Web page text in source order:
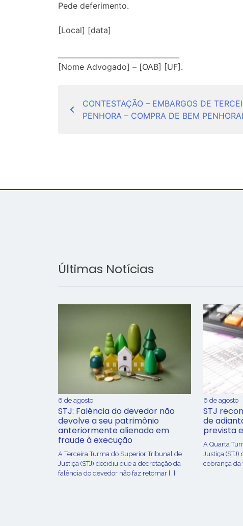
Pede deferimento.
[Local] [data]
[Nome Advogado] – [OAB] [UF].
Navegação
de
CONTESTAÇÃO – EMBARGOS DE
PENHORA – COMPRA DE BEM
Últimas Notícias
6 de agosto
STJ: Falência do devedor não
devolve a seu patrimônio
anteriormente alienado em
fraude à execução
A Terceira Turma do Superior Tribunal de
Justiça (STJ) decidiu que a decretação da
falência do devedor não faz retornar […]
6 de agosto
STJ
de
prevista
A Quarta
Justiça
cobrança da